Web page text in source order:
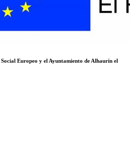
Europeo y el Ayuntamiento de Alhaurín el